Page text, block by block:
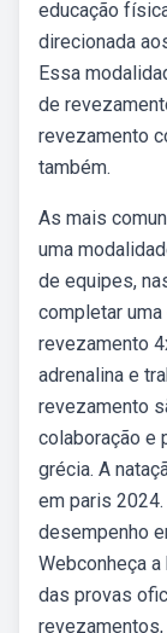
educação
direcionada
Essa
de
revezamento
também.
As mais
uma
de equipes,
completar
revezamento
adrenalina e
revezamento
colaboração e
grécia. A
em paris
desempenho
Webconheça
das provas